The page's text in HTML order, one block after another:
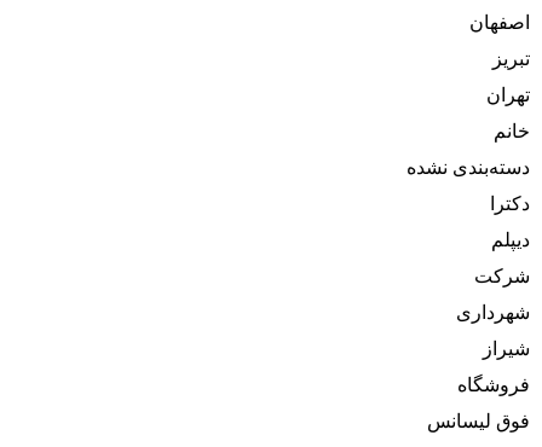
اصفهان
تبریز
تهران
خانم
دسته‌بندی نشده
دکترا
دیپلم
شرکت
شهرداری
شیراز
فروشگاه
فوق لیسانس